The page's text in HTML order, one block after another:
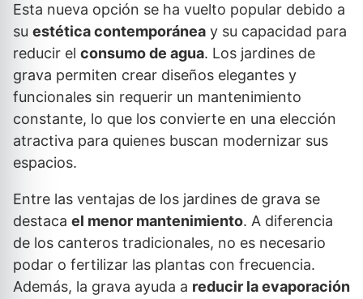
Esta nueva opción se ha vuelto popular debido a
su estética contemporánea y su capacidad para
reducir el consumo de agua. Los jardines de
grava permiten crear diseños elegantes y
funcionales sin requerir un mantenimiento
constante, lo que los convierte en una elección
atractiva para quienes buscan modernizar sus
espacios.
Entre las ventajas de los jardines de grava se
destaca el menor mantenimiento. A diferencia
de los canteros tradicionales, no es necesario
podar o fertilizar las plantas con frecuencia.
Además, la grava ayuda a reducir la evaporación